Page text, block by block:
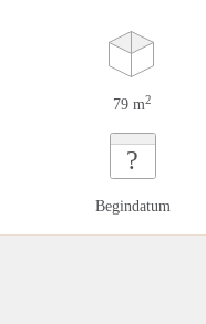
79 m2
?
Begindatum